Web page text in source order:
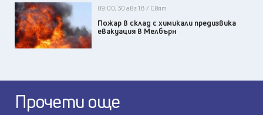
09:00, 30 авг 18 / Свят
Пожар в склад с химикали предизвика
евакуация в Мелбърн
Прочети още